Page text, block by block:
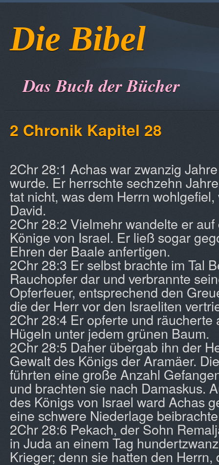
Die Bibel
Das Buch der Bücher
2 Chronik Kapitel 28
2Chr 28:1 Achas war zwanzig
wurde. Er herrschte sechzehn
tat nicht, was dem Herrn
David.
2Chr 28:2 Vielmehr wandelte er
Könige von Israel. Er ließ sogar
Ehren der Baale anfertigen.
2Chr 28:3 Er selbst brachte im Tal
Rauchopfer dar und verbrannte
Opferfeuer, entsprechend den
die der Herr vor den Israeliten
2Chr 28:4 Er opferte und räucherte
Hügeln unter jedem grünen Baum.
2Chr 28:5 Daher übergab ihn der
Gewalt des Königs der Aramäer.
führten eine große Anzahl
und brachten sie nach Damaskus.
des Königs von Israel ward Achas
eine schwere Niederlage
2Chr 28:6 Pekach, der Sohn
in Juda an einem Tag
Krieger; denn sie hatten den Herrn,